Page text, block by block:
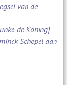
van de
de Koning]
Schepel aan